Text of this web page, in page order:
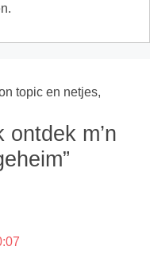
topic en netjes,
ontdek m’n